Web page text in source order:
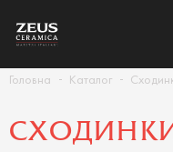
Головна Каталог